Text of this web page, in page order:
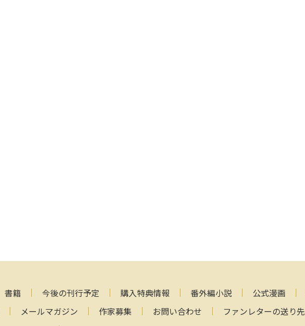
書籍 今後の刊行予定 購入特典情報 番外編小説 公式漫画
メールマガジン 作家募集 お問い合わせ
ファンレターの送り先